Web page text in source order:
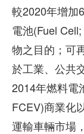
較2020年增加
電池(Fuel
物之目的；可
於工業、公共
2014年燃料電
FCEV)商業化
運輸車輛市場